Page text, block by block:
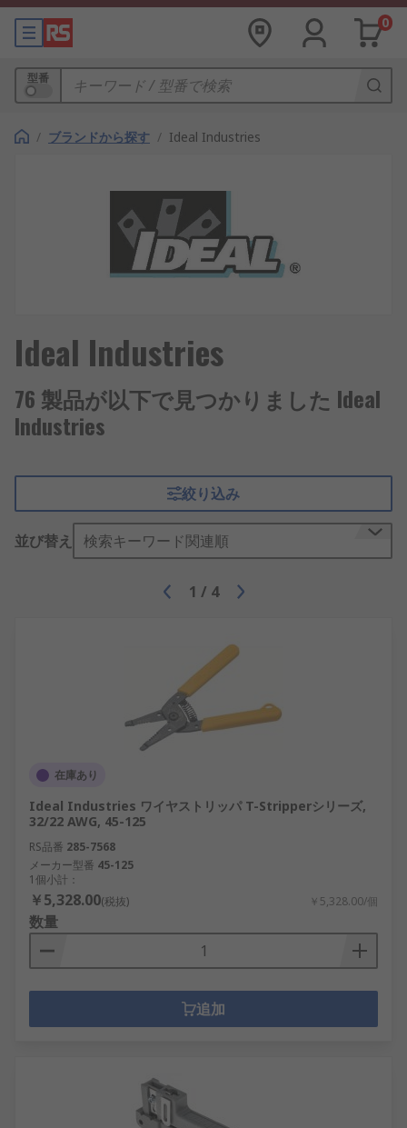
0
型番
/ ブランドから探す / Ideal Industries
Ideal Industries
76 製品が以下で見つかりました Ideal
Industries
絞り込み
並び替え 検索キーワード関連順
1 / 4
在庫あり
Ideal Industries ワイヤストリッパ T-Stripperシリーズ,
32/22 AWG, 45-125
RS品番 285-7568
メーカー型番 45-125
1個小計：
￥5,328.00(税抜) ￥5,328.00/個
数量
追加